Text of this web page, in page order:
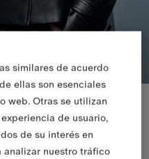
Novedades
similares de acuerdo
ellas son esenciales
web. Otras se utilizan
de usuario,
de su interés en
analizar nuestro tráfico